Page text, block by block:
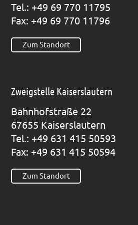
Tel.: +49 69 770 11795
Fax: +49 69 770 11796
Zum Standort
Zweigstelle Kaiserslautern
Bahn­hof­stra­ße 22
67655 Kai­sers­lau­tern
Tel.: +49 631 415 50593
Fax: +49 631 415 50594
Zum Standort